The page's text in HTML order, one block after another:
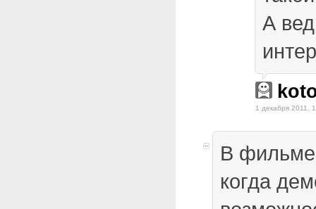
А
1 декабря 2011,
В фильме
когда